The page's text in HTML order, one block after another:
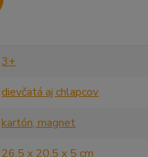
3+
dievčatá aj chlapcov
kartón, magnet
26,5 x 20,5 x 5 cm